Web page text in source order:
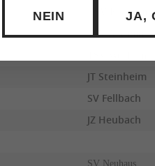
KSV Esslingen
TSV Altenfurt
JT Steinheim
SV Fellbach
JZ Heubach
SV Neuhaus
NEIN JA,